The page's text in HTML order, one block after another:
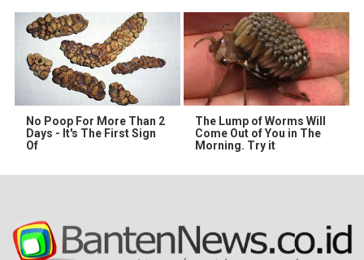
No Poop For More Than 2
Days - It's The First Sign
Of
The Lump of Worms Will
Come Out of You in The
Morning. Try it